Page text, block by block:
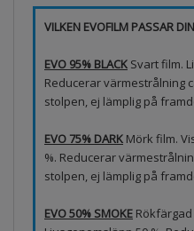
VILKEN EVOFILM PASSAR
EVO 95% BLACK Svart film.
Reducerar värmestrålning
stolpen, ej lämplig på
EVO 75% DARK Mörk film.
%. Reducerar
stolpen, ej lämplig på
EVO 50% SMOKE